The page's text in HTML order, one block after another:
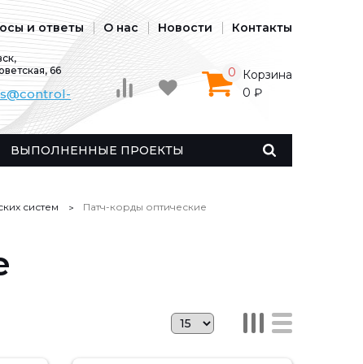
и ответы О нас Новости Контакты
66
Корзина
0
0 ₽
ВЫПОЛНЕННЫЕ ПРОЕКТЫ
систем Патч-корды оптические